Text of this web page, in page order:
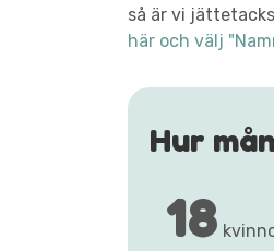
så är vi
här och välj
Hur
18